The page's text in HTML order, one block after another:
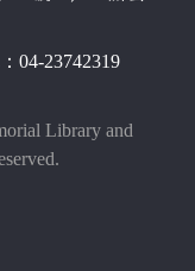
04-23742319
Library and